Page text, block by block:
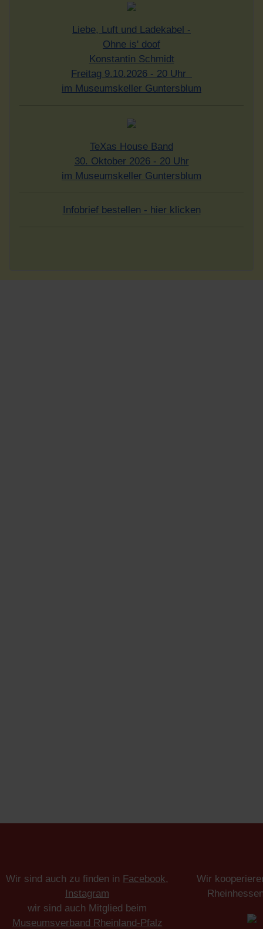
Liebe, Luft und Ladekabel -
Ohne is' doof
Konstantin Schmidt
Freitag 9.10.2026 - 20 Uhr
im Museumskeller Guntersblum
TeXas House Band
30. Oktober 2026 - 20 Uhr
im Museumskeller Guntersblum
Infobrief bestellen - hier klicken
Wir sind auch zu finden in Facebook,
Instagram
wir sind auch Mitglied beim
Museumsverband Rheinland-Pfalz
Wir